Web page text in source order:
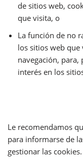
de sitios web,
que visita, o
La función de no
los sitios web
navegación,
interés en los
Le recomendamos
para informarse de
gestionar las